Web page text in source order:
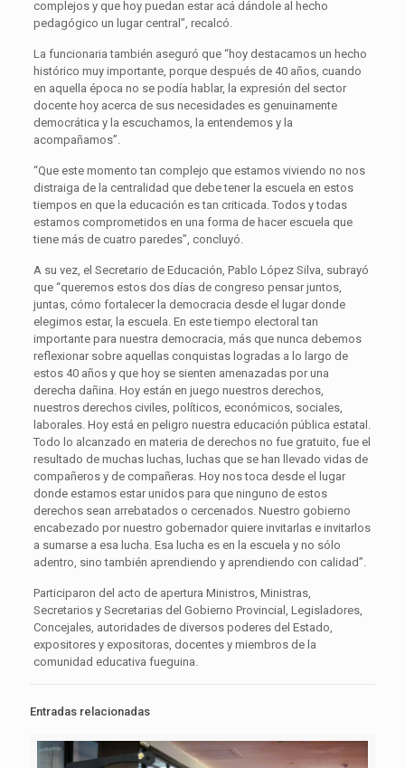
complejos y que hoy puedan estar acá dándole al hecho
pedagógico un lugar central”, recalcó.
La funcionaria también aseguró que “hoy destacamos un hecho
histórico muy importante, porque después de 40 años, cuando
en aquella época no se podía hablar, la expresión del sector
docente hoy acerca de sus necesidades es genuinamente
democrática y la escuchamos, la entendemos y la
acompañamos”.
“Que este momento tan complejo que estamos viviendo no nos
distraiga de la centralidad que debe tener la escuela en estos
tiempos en que la educación es tan criticada. Todos y todas
estamos comprometidos en una forma de hacer escuela que
tiene más de cuatro paredes”, concluyó.
A su vez, el Secretario de Educación, Pablo López Silva, subrayó
que “queremos estos dos días de congreso pensar juntos,
juntas, cómo fortalecer la democracia desde el lugar donde
elegimos estar, la escuela. En este tiempo electoral tan
importante para nuestra democracia, más que nunca debemos
reflexionar sobre aquellas conquistas logradas a lo largo de
estos 40 años y que hoy se sienten amenazadas por una
derecha dañina. Hoy están en juego nuestros derechos,
nuestros derechos civiles, políticos, económicos, sociales,
laborales. Hoy está en peligro nuestra educación pública estatal.
Todo lo alcanzado en materia de derechos no fue gratuito, fue el
resultado de muchas luchas, luchas que se han llevado vidas de
compañeros y de compañeras. Hoy nos toca desde el lugar
donde estamos estar unidos para que ninguno de estos
derechos sean arrebatados o cercenados. Nuestro gobierno
encabezado por nuestro gobernador quiere invitarlas e invitarlos
a sumarse a esa lucha. Esa lucha es en la escuela y no sólo
adentro, sino también aprendiendo y aprendiendo con calidad”.
Participaron del acto de apertura Ministros, Ministras,
Secretarios y Secretarias del Gobierno Provincial, Legisladores,
Concejales, autoridades de diversos poderes del Estado,
expositores y expositoras, docentes y miembros de la
comunidad educativa fueguina.
Entradas relacionadas